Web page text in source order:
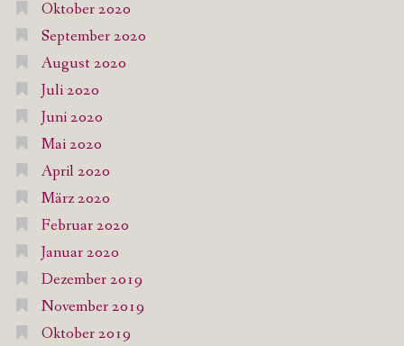
Oktober 2020
September 2020
August 2020
Juli 2020
Juni 2020
Mai 2020
April 2020
März 2020
Februar 2020
Januar 2020
Dezember 2019
November 2019
Oktober 2019